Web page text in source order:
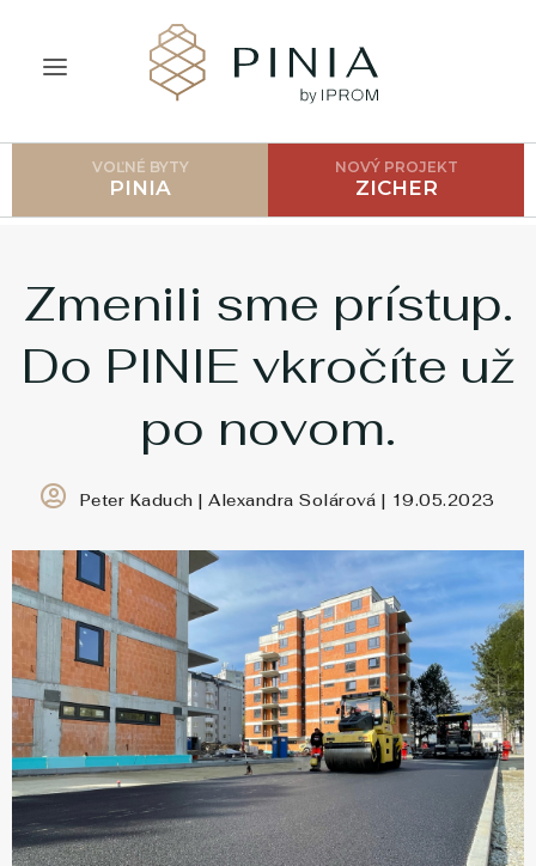
O PROJEKTE
LOKALITA
GALÉRIA
AKO POSTUPOVAŤ?
FAQ
KONTAKT
360° VIRTUÁLNE PREHLIADKY
Zavolajte nám
0911 719 199
VOĽNÉ BYTY
PINIA
NOVÝ PROJEKT
ZICHER
Zmenili sme prístup.
Do PINIE vkročíte už
po novom.
Peter Kaduch | Alexandra Solárová | 19.05.2023